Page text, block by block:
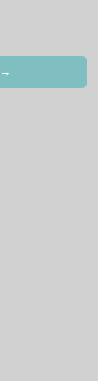
→